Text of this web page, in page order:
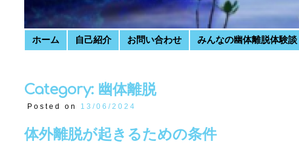
Skip to content
ホーム 自己紹介 お問い合わせ みんなの幽体離脱体験談
Category: 幽体離脱
Posted on 13/06/2024
体外離脱が起きるための条件